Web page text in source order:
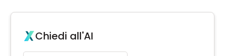
Chiedi all'AI